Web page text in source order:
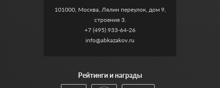
101000, Москва, Лялин переулок, дом 9,
строение 3.
+7 (495) 933-64-26
info@abkazakov.ru
Рейтинги и награды